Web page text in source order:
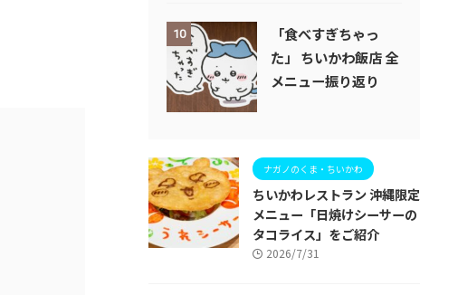
10
「食べすぎちゃっ
た」 ちいかわ飯店 全
メニュー振り返り
ナガノのくま・ちいかわ
ちいかわレストラン 沖縄限定
メニュー「日焼けシーサーの
タコライス」をご紹介
2026/7/31